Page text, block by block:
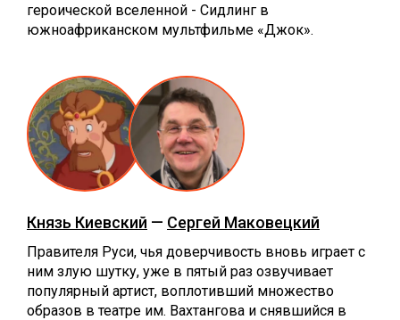
героической вселенной - Сидлинг в
южноафриканском мультфильме «Джок».
Князь Киевский — Сергей Маковецкий
Правителя Руси, чья доверчивость вновь играет с
ним злую шутку, уже в пятый раз озвучивает
популярный артист, воплотивший множество
образов в театре им. Вахтангова и снявшийся в